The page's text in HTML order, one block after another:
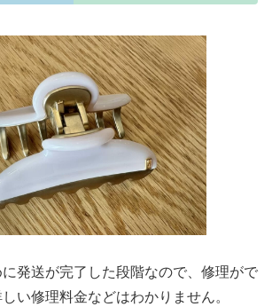
発送が完了した段階なので、修理がで
い修理料金などはわかりません。